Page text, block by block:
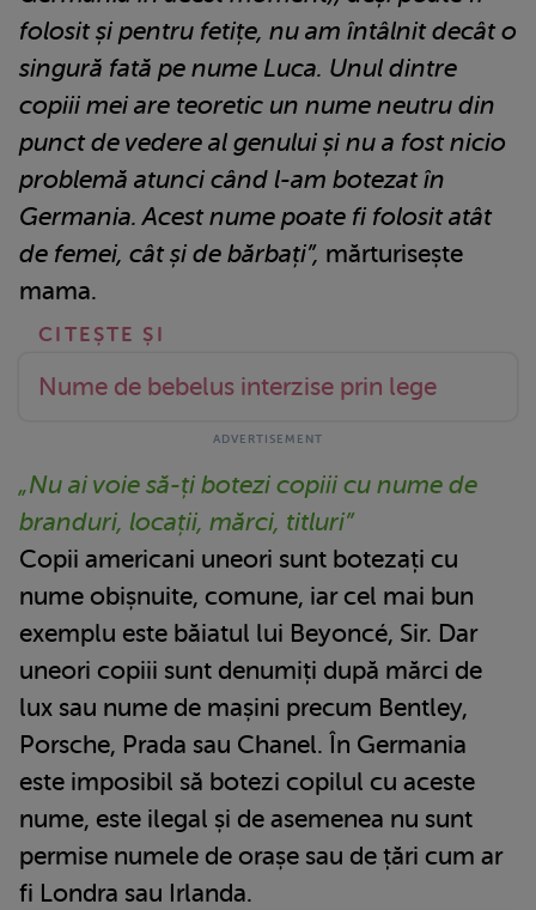
folosit și pentru fetițe, nu am întâlnit decât o
singură fată pe nume Luca. Unul dintre
copiii mei are teoretic un nume neutru din
punct de vedere al genului și nu a fost nicio
problemă atunci când l-am botezat în
Germania. Acest nume poate fi folosit atât
de femei, cât și de bărbați”, mărturisește
mama.
Nume de bebelus interzise prin lege
„Nu ai voie să-ți botezi copiii cu nume de
branduri, locații, mărci, titluri”
Copii americani uneori sunt botezați cu
nume obișnuite, comune, iar cel mai bun
exemplu este băiatul lui Beyoncé, Sir. Dar
uneori copiii sunt denumiți după mărci de
lux sau nume de mașini precum Bentley,
Porsche, Prada sau Chanel. În Germania
este imposibil să botezi copilul cu aceste
nume, este ilegal și de asemenea nu sunt
permise numele de orașe sau de țări cum ar
fi Londra sau Irlanda.